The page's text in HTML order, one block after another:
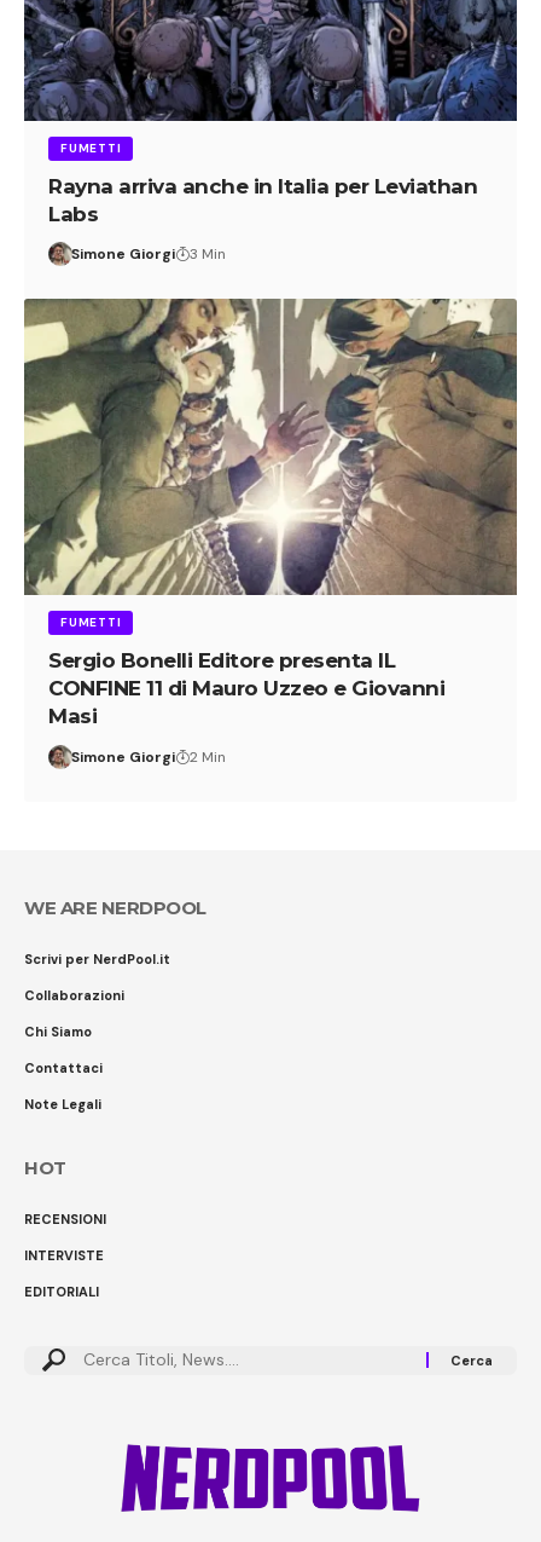
FUMETTI
Rayna arriva anche in Italia per Leviathan
Labs
Simone Giorgi 3 Min
FUMETTI
Sergio Bonelli Editore presenta IL
CONFINE 11 di Mauro Uzzeo e Giovanni
Masi
Simone Giorgi 2 Min
WE ARE NERDPOOL
Scrivi per NerdPool.it
Collaborazioni
Chi Siamo
Contattaci
Note Legali
HOT
RECENSIONI
INTERVISTE
EDITORIALI